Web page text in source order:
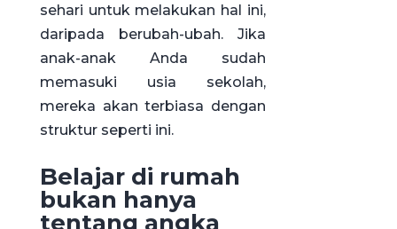
sehari untuk melakukan hal ini,
daripada berubah-ubah. Jika
anak-anak Anda sudah
memasuki usia sekolah,
mereka akan terbiasa dengan
struktur seperti ini.
Belajar di rumah
bukan hanya
tentang angka